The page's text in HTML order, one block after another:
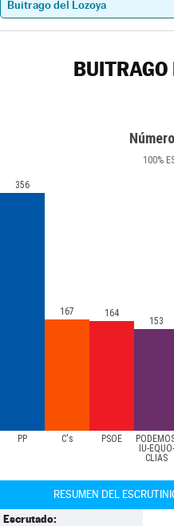
BUITRAGO
100%
PP C's PSOE
IU-EQUO-
CLIAS
356
167 164
153
RESUMEN DEL
Escrutado: